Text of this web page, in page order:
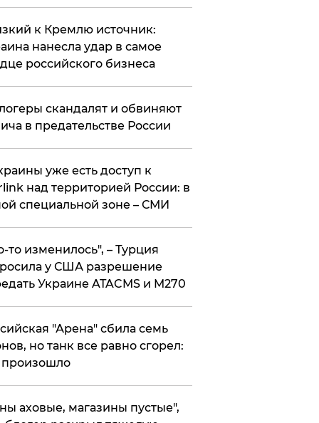
к Кремлю источник:
нанесла удар в самое
российского бизнеса
скандалят и обвиняют
в предательстве России
уже есть доступ к
над территорией России: в
специальной зоне – СМИ
то изменилось", – Турция
у США разрешение
Украине ATACMS и M270
"Арена" сбила семь
но танк все равно сгорел:
произошло
аховые, магазины пустые",